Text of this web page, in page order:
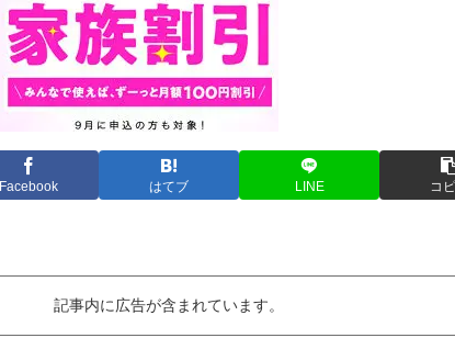
Facebook はてブ LINE コ
記事内に広告が含まれています。